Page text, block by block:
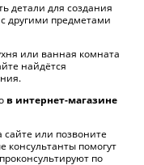
детали для создания
другими предметами
или ванная комната
найдётся
в интернет-магазине
сайте или позвоните
помогут
по